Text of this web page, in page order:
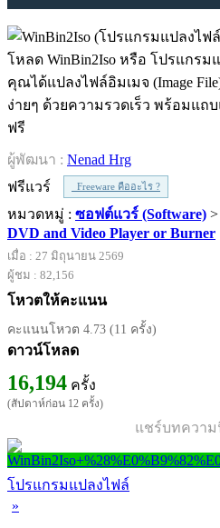
โหลด WinBin2Iso หรือ โปรแกรม
คุณได้แปลงไฟล์อิมเมจ (Image
ง่ายๆ ด้วยความรวดเร็ว พร้อมแถ
ฟรี
ผู้พัฒนา : Nenad Hrg
ฟรีแวร์
Freeware คืออะไร ?
หมวดหมู่ : ซอฟต์แวร์ (Software) >
DVD and Video Player or Burner
เมื่อ : 27 มิถุนายน 2569
ผู้ชม : 82,156
โหวตให้คะแนน
คะแนนโหวต 4.73 (11 ครั้ง)
ดาวน์โหลด
16,194 ครั้ง
(สัปดาห์ก่อน 12 ครั้ง)
แชร์บทความ
โปรแกรมแปลงไฟล์
»